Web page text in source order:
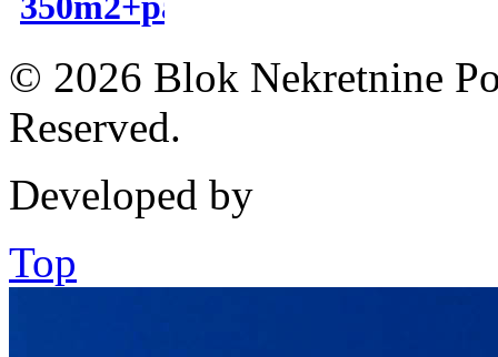
© 2026 Blok Nekretnine
Reserved.
Developed by
Top